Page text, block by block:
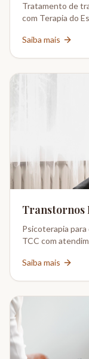
Tratamento de
com Terapia do
Saiba mais
Transtornos
Psicoterapia
TCC com
Saiba mais